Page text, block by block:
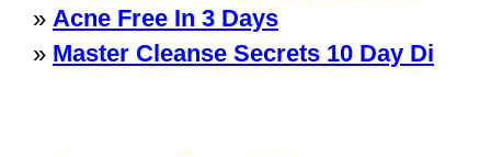
» Acne Free In 3 Days
» Master Cleanse Secrets 10 Day Di